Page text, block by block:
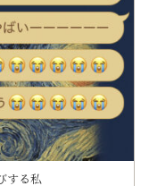
する私